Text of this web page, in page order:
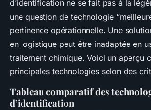
d’identification ne se fait pas à la
une question de technologie
pertinence opérationnelle. Une
en logistique peut être inadaptée en
traitement chimique. Voici un aperçu
principales technologies selon des
Tableau comparatif des
d’identification